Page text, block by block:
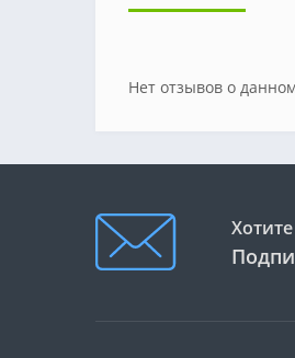
Нет отзывов о